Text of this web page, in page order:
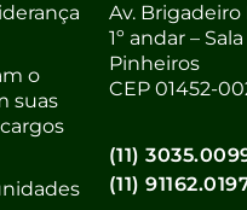
o
suas
Av. Brigadeiro
1º andar –
Pinheiros
CEP 01452-
(11)
(11)